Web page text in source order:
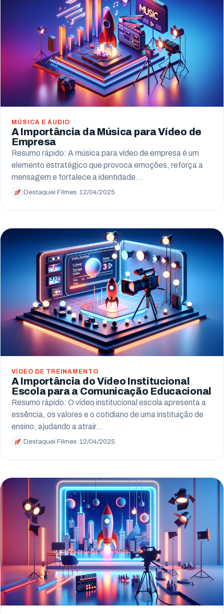
MÚSICA E ÁUDIO
A Importância da Música para Vídeo de
Empresa
Resumo rápido: A música para vídeo de empresa é um
elemento estratégico que provoca emoções, reforça a
mensagem e fortalece a identidade…
Destaquei Filmes ·12/04/2025
VÍDEO DE TREINAMENTO
A Importância do Vídeo Institucional
Escola para a Comunicação Educacional
Resumo rápido: O vídeo institucional escola apresenta a
essência, os valores e o cotidiano de uma instituição de
ensino, ajudando a atrair…
Destaquei Filmes ·12/04/2025